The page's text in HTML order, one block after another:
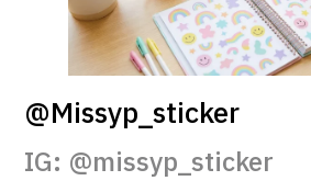
@Missyp_sticker
IG: @missyp_sticker